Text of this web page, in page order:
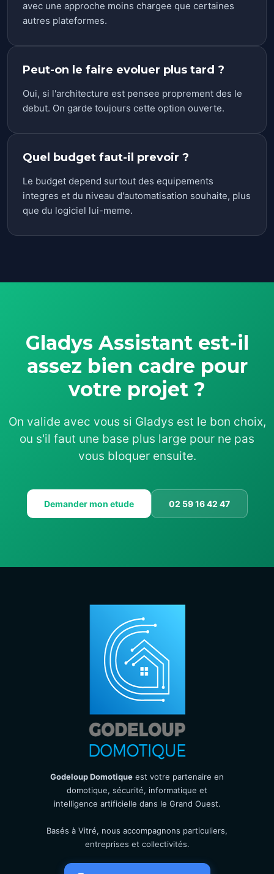
avec une approche moins chargee que certaines
autres plateformes.
Peut-on le faire evoluer plus tard ?
Oui, si l'architecture est pensee proprement des le
debut. On garde toujours cette option ouverte.
Quel budget faut-il prevoir ?
Le budget depend surtout des equipements
integres et du niveau d'automatisation souhaite, plus
que du logiciel lui-meme.
Gladys Assistant est-il
assez bien cadre pour
votre projet ?
On valide avec vous si Gladys est le bon choix,
ou s'il faut une base plus large pour ne pas
vous bloquer ensuite.
Demander mon etude 02 59 16 42 47
Godeloup Domotique est votre partenaire en
domotique, sécurité, informatique et
intelligence artificielle dans le Grand Ouest.
Basés à Vitré, nous accompagnons particuliers,
entreprises et collectivités.